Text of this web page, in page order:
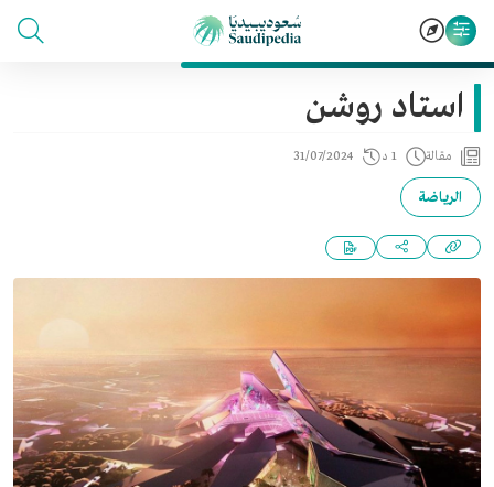
استاد روشن
مقالة 1 د 31/07/2024
الرياضة